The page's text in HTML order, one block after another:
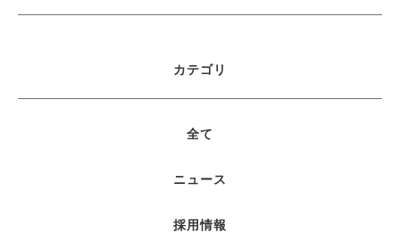
カテゴリ
全て
ニュース
採用情報